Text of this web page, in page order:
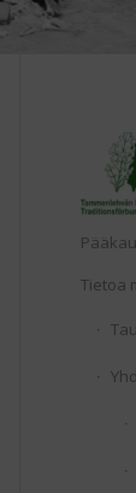
Tietoa